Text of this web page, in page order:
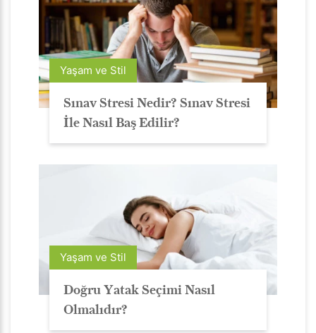
Yaşam ve Stil
Sınav Stresi Nedir? Sınav Stresi
İle Nasıl Baş Edilir?
Yaşam ve Stil
Doğru Yatak Seçimi Nasıl
Olmalıdır?